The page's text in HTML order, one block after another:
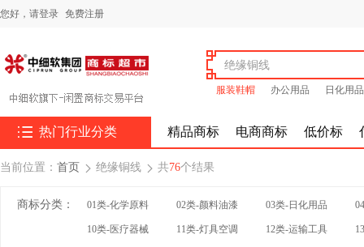
您好， 请登录 免费注册
服装鞋帽 办公用品 日化用品
 热门行业分类 精品商标 电商商标 低价标
当前位置： 首页  绝缘铜线  共76个结果
商标分类： 01类-化学原料 02类-颜料油漆 03类-日化用品
10类-医疗器械 11类-灯具空调 12类-运输工具